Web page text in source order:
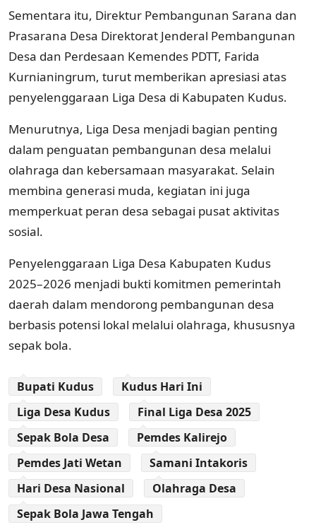
Sementara itu, Direktur Pembangunan Sarana dan
Prasarana Desa Direktorat Jenderal Pembangunan
Desa dan Perdesaan Kemendes PDTT, Farida
Kurnianingrum, turut memberikan apresiasi atas
penyelenggaraan Liga Desa di Kabupaten Kudus.
Menurutnya, Liga Desa menjadi bagian penting
dalam penguatan pembangunan desa melalui
olahraga dan kebersamaan masyarakat. Selain
membina generasi muda, kegiatan ini juga
memperkuat peran desa sebagai pusat aktivitas
sosial.
Penyelenggaraan Liga Desa Kabupaten Kudus
2025–2026 menjadi bukti komitmen pemerintah
daerah dalam mendorong pembangunan desa
berbasis potensi lokal melalui olahraga, khususnya
sepak bola.
Bupati Kudus
Kudus Hari Ini
Liga Desa Kudus
Final Liga Desa 2025
Sepak Bola Desa
Pemdes Kalirejo
Pemdes Jati Wetan
Samani Intakoris
Hari Desa Nasional
Olahraga Desa
Sepak Bola Jawa Tengah